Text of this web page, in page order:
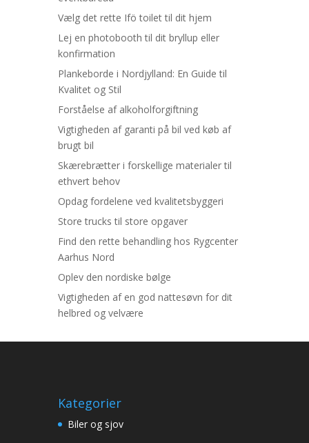
Vælg det rette Ifö toilet til dit hjem
Lej en photobooth til dit bryllup eller
konfirmation
Plankeborde i Nordjylland: En Guide til
Kvalitet og Stil
Forståelse af alkoholforgiftning
Vigtigheden af garanti på bil ved køb af
brugt bil
Skærebrætter i forskellige materialer til
ethvert behov
Opdag fordelene ved kvalitetsbyggeri
Store trucks til store opgaver
Find den rette behandling hos Rygcenter
Aarhus Nord
Oplev den nordiske bølge
Vigtigheden af en god nattesøvn for dit
helbred og velvære
Kategorier
Biler og sjov